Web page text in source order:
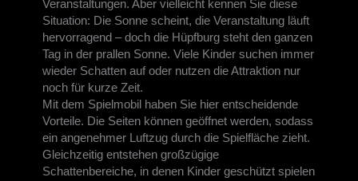
Veranstaltungen. Aber vielleicht kennen Sie diese
Situation: Die Sonne scheint, die Veranstaltung läuft
hervorragend – doch die Hüpfburg steht den ganzen
Tag in der prallen Sonne. Viele Kinder suchen immer
wieder Schatten auf oder nutzen die Attraktion nur
noch für kurze Zeit.
Mit dem Spielmobil haben Sie hier entscheidende
Vorteile. Die Seiten können geöffnet werden, sodass
ein angenehmer Luftzug durch die Spielfläche zieht.
Gleichzeitig entstehen großzügige
Schattenbereiche, in denen Kinder geschützt spielen